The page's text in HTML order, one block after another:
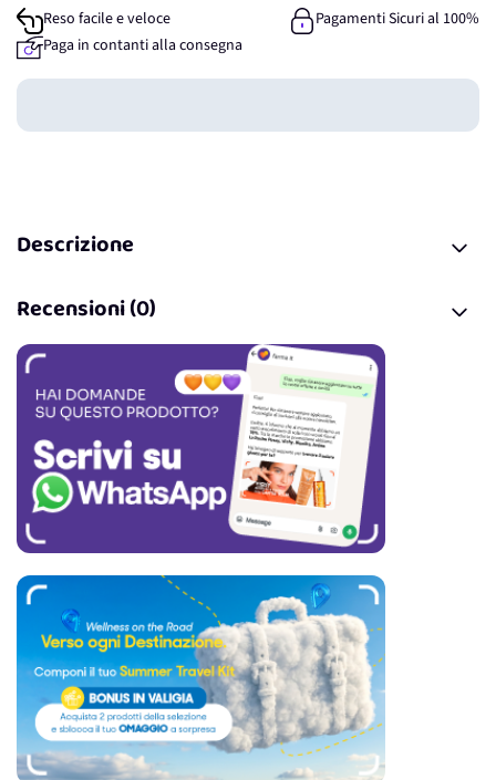
Reso facile e veloce
Pagamenti Sicuri al 100%
Paga in contanti alla consegna
Guadagna
Descrizione
Recensioni (0)